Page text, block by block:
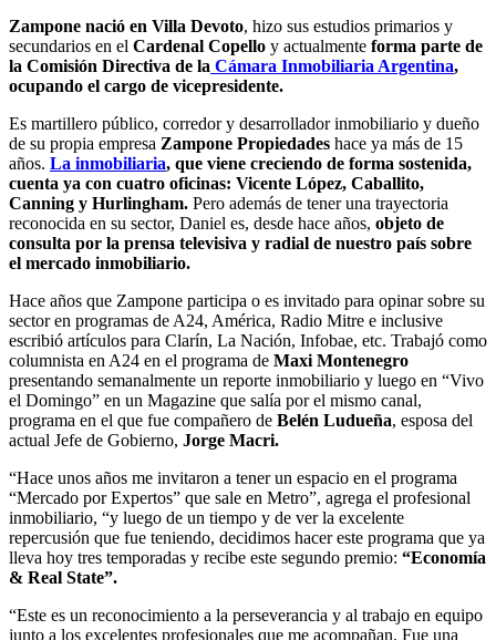
Zampone nació en Villa Devoto, hizo sus estudios primarios y
secundarios en el Cardenal Copello y actualmente forma parte de
la Comisión Directiva de la Cámara Inmobiliaria Argentina,
ocupando el cargo de vicepresidente.
Es martillero público, corredor y desarrollador inmobiliario y dueño
de su propia empresa Zampone Propiedades hace ya más de 15
años. La inmobiliaria, que viene creciendo de forma sostenida,
cuenta ya con cuatro oficinas: Vicente López, Caballito,
Canning y Hurlingham. Pero además de tener una trayectoria
reconocida en su sector, Daniel es, desde hace años, objeto de
consulta por la prensa televisiva y radial de nuestro país sobre
el mercado inmobiliario.
Hace años que Zampone participa o es invitado para opinar sobre su
sector en programas de A24, América, Radio Mitre e inclusive
escribió artículos para Clarín, La Nación, Infobae, etc. Trabajó como
columnista en A24 en el programa de Maxi Montenegro
presentando semanalmente un reporte inmobiliario y luego en “Vivo
el Domingo” en un Magazine que salía por el mismo canal,
programa en el que fue compañero de Belén Ludueña, esposa del
actual Jefe de Gobierno, Jorge Macri.
“Hace unos años me invitaron a tener un espacio en el programa
“Mercado por Expertos” que sale en Metro”, agrega el profesional
inmobiliario, “y luego de un tiempo y de ver la excelente
repercusión que fue teniendo, decidimos hacer este programa que ya
lleva hoy tres temporadas y recibe este segundo premio: “Economía
& Real State”.
“Este es un reconocimiento a la perseverancia y al trabajo en equipo
junto a los excelentes profesionales que me acompañan. Fue una